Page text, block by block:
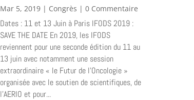
Mar 5, 2019| Congrès | 0 Commentaire
Dates : 11 et 13 Juin à Paris IFODS 2019 :
SAVE THE DATE En 2019, les IFODS
reviennent pour une seconde édition du 11 au
13 juin avec notamment une session
extraordinaire « le Futur de l’Oncologie »
organisée avec le soutien de scientifiques, de
l’AERIO et pour...